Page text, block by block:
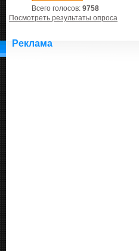
Всего голосов: 9758
Посмотреть результаты опроса
Реклама